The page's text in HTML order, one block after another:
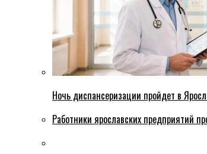
Ночь диспансеризации пройдет в
Работники ярославских предприятий